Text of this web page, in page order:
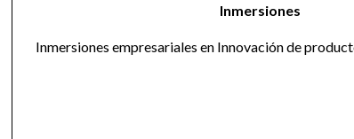
Inmersiones
Inmersiones empresariales en Innovación de